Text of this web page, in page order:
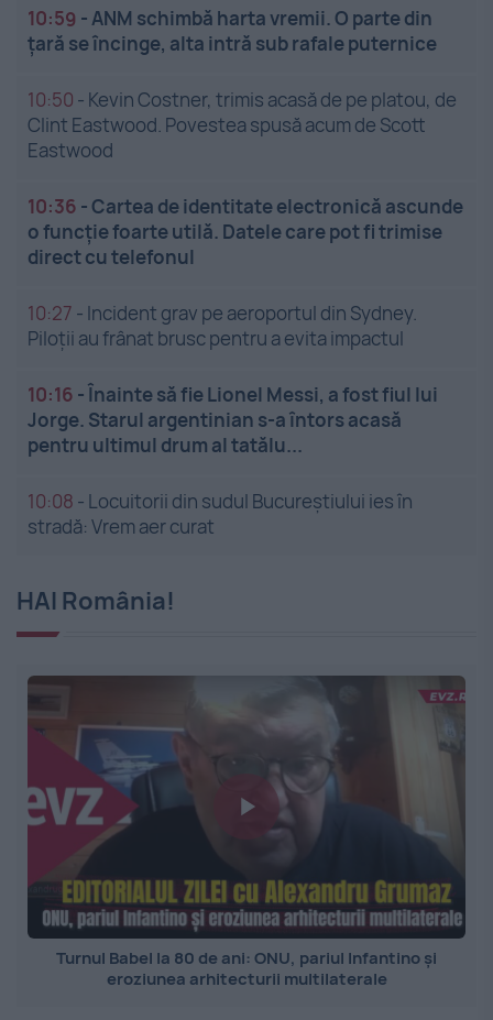
10:59 -ANM schimbă harta vremii. O parte din
țară se încinge, alta intră sub rafale puternice
10:50 - Kevin Costner, trimis acasă de pe platou, de
Clint Eastwood. Povestea spusă acum de Scott
Eastwood
10:36 -Cartea de identitate electronică ascunde
o funcție foarte utilă. Datele care pot fi trimise
direct cu telefonul
10:27 - Incident grav pe aeroportul din Sydney.
Piloții au frânat brusc pentru a evita impactul
10:16 -Înainte să fie Lionel Messi, a fost fiul lui
Jorge. Starul argentinian s-a întors acasă
pentru ultimul drum al tatălu...
10:08 - Locuitorii din sudul Bucureștiului ies în
stradă: Vrem aer curat
HAI România!
Turnul Babel la 80 de ani: ONU, pariul Infantino și
eroziunea arhitecturii multilaterale